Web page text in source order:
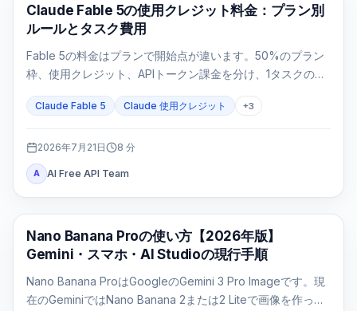
Claude Code
Claude Fable 5の使用クレジット料金：プラン別
ルールとタスク費用
Fable 5の料金はプランで開始点が違います。50%のプラン
枠、使用クレジット、APIトークン課金を分け、1タスクの費
Claude Fable 5 Claude 使用クレジット +3
2026年7月21日 8 分
A AI Free API Team
AI 画像生成
Nano Banana Proの使い方【2026年版】
Gemini・スマホ・AI Studioの現行手順
Nano Banana ProはGoogleのGemini 3 Pro Imageです。現
在のGeminiではNano Banana 2または2 Liteで画像を作った